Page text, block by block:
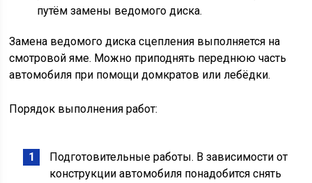
путём замены ведомого диска.
Замена ведомого диска сцепления выполняется на
смотровой яме. Можно приподнять переднюю часть
автомобиля при помощи домкратов или лебёдки.
Порядок выполнения работ:
Подготовительные работы. В зависимости от
конструкции автомобиля понадобится снять